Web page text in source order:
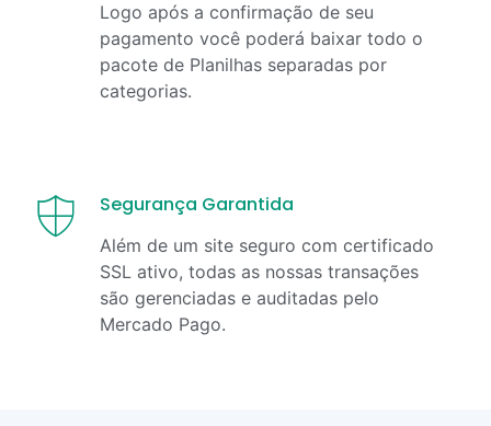
Logo após a confirmação de seu
pagamento você poderá baixar todo o
pacote de Planilhas separadas por
categorias.
Segurança Garantida
Além de um site seguro com certificado
SSL ativo, todas as nossas transações
são gerenciadas e auditadas pelo
Mercado Pago.